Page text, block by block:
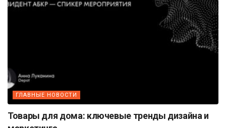
ГЛАВНЫЕ НОВОСТИ
Товары для дома: ключевые тренды дизайна и